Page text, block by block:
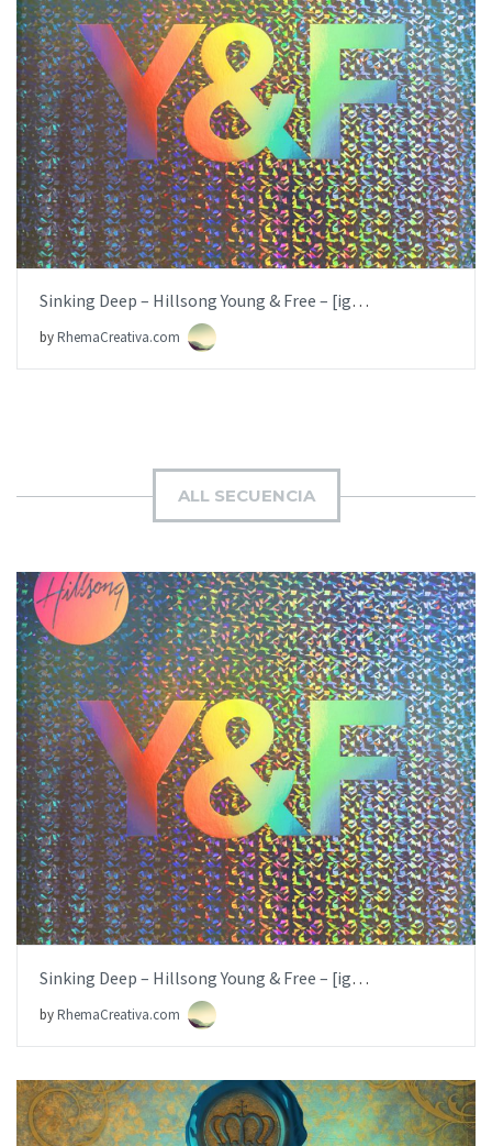
AÑADIR AL PEDIDO
ITEM PRICE:$6.99
Sinking Deep – Hillsong Young & Free – [iglesia.local]
byRhemaCreativa.com
BUY NOW
ITEM PRICE:$19.99
¡Resplandeció! | En Espíritu y En Verdad | iglesia.local
byRhemaCreativa.com
ITEM PRICE:$6.99
ALL SECUENCIA
AÑADIR AL PEDIDO
ITEM PRICE:$6.99
Sinking Deep – Hillsong Young & Free – [iglesia.local]
byRhemaCreativa.com